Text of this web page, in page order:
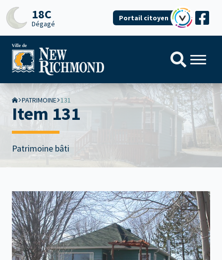
18C
Dégagé
Portail citoyen
PATRIMOINE 131
Item 131
Patrimoine bâti